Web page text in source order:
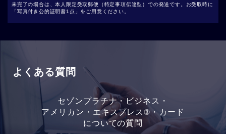
未完了の場合は、本人限定受取郵便（特定事項伝達型）での発送です。お受取時に
「写真付き公的証明書1点」をご用意ください。
よくある質問
セゾンプラチナ・ビジネス・
アメリカン・エキスプレス®・カード
についての質問